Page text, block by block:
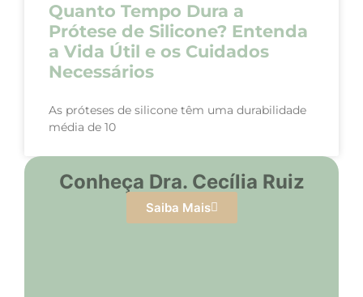
Quanto Tempo Dura a
Prótese de Silicone? Entenda
a Vida Útil e os Cuidados
Necessários
As próteses de silicone têm uma durabilidade
média de 10
Conheça Dra. Cecília Ruiz
Saiba Mais